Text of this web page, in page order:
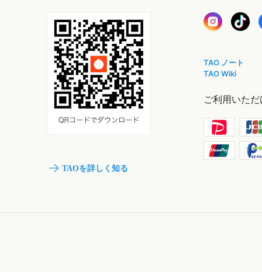
TAOを詳しく知る
TAO ノート
TAO Wiki
ご利用いた